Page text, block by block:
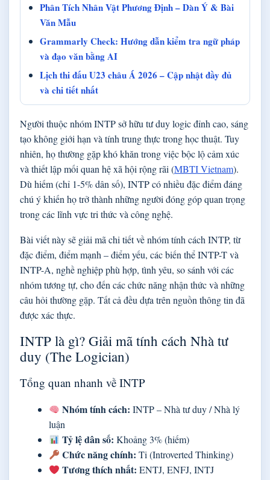
Phân Tích Nhân Vật Phương Định – Dàn Ý & Bài
Văn Mẫu
Grammarly Check: Hướng dẫn kiểm tra ngữ pháp
và đạo văn bằng AI
Lịch thi đấu U23 châu Á 2026 – Cập nhật đầy đủ
và chi tiết nhất
Người thuộc nhóm INTP sở hữu tư duy logic đỉnh cao, sáng
tạo không giới hạn và tính trung thực trong học thuật. Tuy
nhiên, họ thường gặp khó khăn trong việc bộc lộ cảm xúc
và thiết lập mối quan hệ xã hội rộng rãi (MBTI Vietnam).
Dù hiếm (chỉ 1-5% dân số), INTP có nhiều đặc điểm đáng
chú ý khiến họ trở thành những người đóng góp quan trọng
trong các lĩnh vực tri thức và công nghệ.
Bài viết này sẽ giải mã chi tiết về nhóm tính cách INTP, từ
đặc điểm, điểm mạnh – điểm yếu, các biến thể INTP-T và
INTP-A, nghề nghiệp phù hợp, tình yêu, so sánh với các
nhóm tương tự, cho đến các chức năng nhận thức và những
câu hỏi thường gặp. Tất cả đều dựa trên nguồn thông tin đã
được xác thực.
INTP là gì? Giải mã tính cách Nhà tư
duy (The Logician)
Tổng quan nhanh về INTP
Nhóm tính cách: INTP – Nhà tư duy / Nhà lý
luận
Tỷ lệ dân số: Khoảng 3% (hiếm)
Chức năng chính: Ti (Introverted Thinking)
Tương thích nhất: ENTJ, ENFJ, INTJ